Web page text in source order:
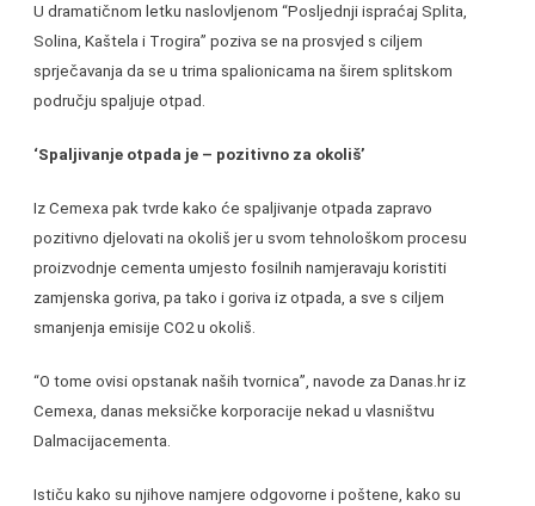
U dramatičnom letku naslovljenom “Posljednji ispraćaj Splita,
Solina, Kaštela i Trogira” poziva se na prosvjed s ciljem
sprječavanja da se u trima spalionicama na širem splitskom
području spaljuje otpad.
‘Spaljivanje otpada je – pozitivno za okoliš’
Iz Cemexa pak tvrde kako će spaljivanje otpada zapravo
pozitivno djelovati na okoliš jer u svom tehnološkom procesu
proizvodnje cementa umjesto fosilnih namjeravaju koristiti
zamjenska goriva, pa tako i goriva iz otpada, a sve s ciljem
smanjenja emisije CO2 u okoliš.
“O tome ovisi opstanak naših tvornica”, navode za Danas.hr iz
Cemexa, danas meksičke korporacije nekad u vlasništvu
Dalmacijacementa.
Ističu kako su njihove namjere odgovorne i poštene, kako su